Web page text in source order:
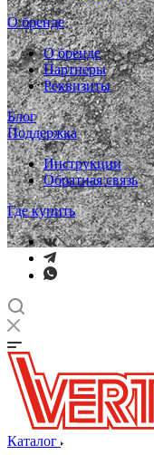
О бренде
О бренде
Партнеры
Реквизиты
Блог
Поддержка
Инструкции
Обратная связь
Где купить
Каталог